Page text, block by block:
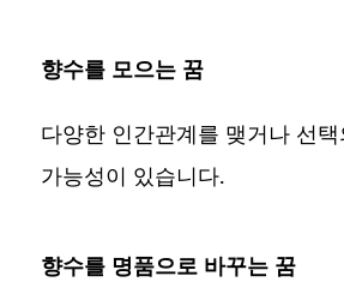
향수를 모으는 꿈
다양한 인간관계를 맺거나 선
가능성이 있습니다.
향수를 명품으로 바꾸는 꿈